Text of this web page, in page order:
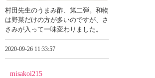
村田先生のうまみ酢、第二弾。和物
は野菜だけの方が多いのですが、さ
さみが入って一味変わりました。
2020-09-26 11:33:57
misakoi215